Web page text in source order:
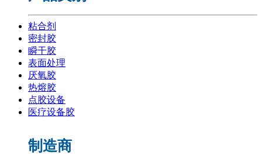
粘合剂
密封胶
瞬干胶
表面处理
厌氧胶
热熔胶
点胶设备
医疗设备胶
制造商